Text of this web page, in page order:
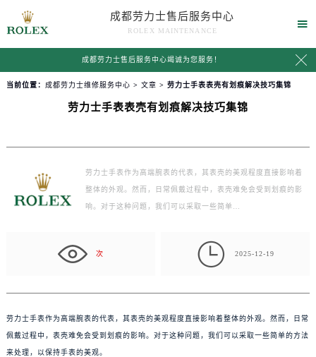
成都劳力士售后服务中心
ROLEX MAINTENANCE

成都劳力士售后服务中心竭诚为您服务！ 
当前位置： 成都劳力士维修服务中心 > 文章 > 劳力士手表表壳有划痕解决技巧集锦
劳力士手表表壳有划痕解决技巧集锦
劳力士手表作为高端腕表的代表，其表壳的美观程度直接影响着
整体的外观。然而，日常佩戴过程中，表壳难免会受到划痕的影
响。对于这种问题，我们可以采取一些简单…
次  2025-12-19
劳力士手表作为高端腕表的代表，其表壳的美观程度直接影响着整体的外观。然而，日常
佩戴过程中，表壳难免会受到划痕的影响。对于这种问题，我们可以采取一些简单的方法
来处理，以保持手表的美观。